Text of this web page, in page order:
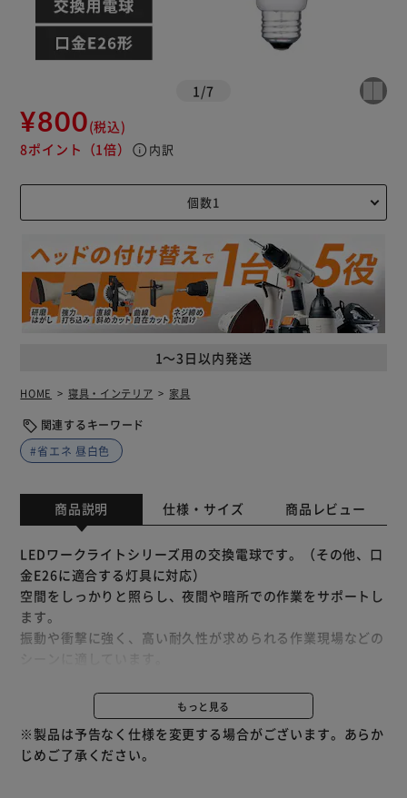
1 /7
¥800(税込)
8ポイント （1倍） info 内訳
1～3日以内発送
HOME 寝具・インテリア 家具
関連するキーワード
#省エネ 昼白色
商品説明 仕様・サイズ 商品レビュー
LEDワークライトシリーズ用の交換電球です。（その他、口
金E26に適合する灯具に対応）
空間をしっかりと照らし、夜間や暗所での作業をサポートし
ます。
振動や衝撃に強く、高い耐久性が求められる作業現場などの
自然光に近い昼白色の明りは、色や形の確認に最適。
LED電球は、白熱球に比べて消費電力が少なく、省エネで長
寿命（約40000時間）。
もっと見る
※製品は予告なく仕様を変更する場合がございます。あらか
じめご了承ください。